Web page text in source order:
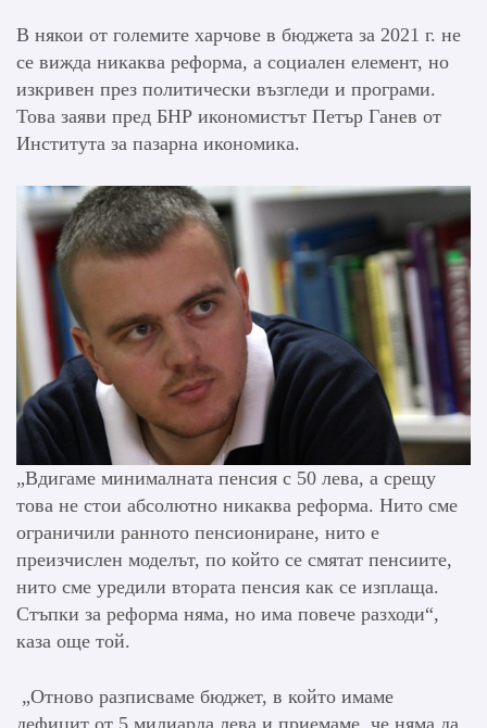
В някои от големите харчове в бюджета за 2021 г. не
се вижда никаква реформа, а социален елемент, но
изкривен през политически възгледи и програми.
Това заяви пред БНР икономистът Петър Ганев от
Института за пазарна икономика.
„Вдигаме минималната пенсия с 50 лева, а срещу
това не стои абсолютно никаква реформа. Нито сме
ограничили ранното пенсиониране, нито е
преизчислен моделът, по който се смятат пенсиите,
нито сме уредили втората пенсия как се изплаща.
Стъпки за реформа няма, но има повече разходи“,
каза още той.
„Отново разписваме бюджет, в който имаме
дефицит от 5 милиарда лева и приемаме, че няма да